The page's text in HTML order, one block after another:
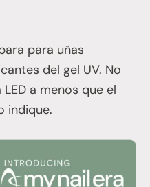
para uñas
del gel UV. No
a menos que el
indique.